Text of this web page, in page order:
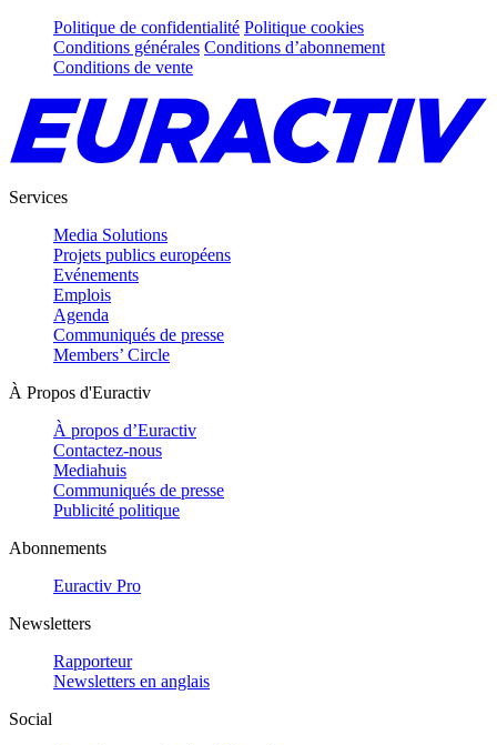
Politique de confidentialité Politique cookies
Conditions générales Conditions d’abonnement
Conditions de vente
Services
Media Solutions
Projets publics européens
Evénements
Emplois
Agenda
Communiqués de presse
Members’ Circle
À Propos d'Euractiv
À propos d’Euractiv
Contactez-nous
Mediahuis
Communiqués de presse
Publicité politique
Abonnements
Euractiv Pro
Newsletters
Rapporteur
Newsletters en anglais
Social